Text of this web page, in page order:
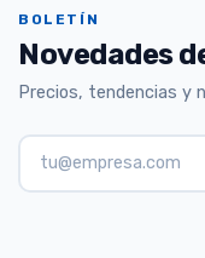
BOLETÍN
Novedades
Precios, tendencias y